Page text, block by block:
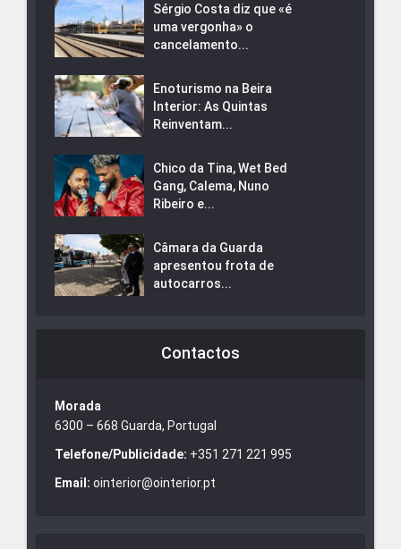
Sérgio Costa diz que «é
uma vergonha» o
cancelamento...
Enoturismo na Beira
Interior: As Quintas
Reinventam...
Chico da Tina, Wet Bed
Gang, Calema, Nuno
Ribeiro e...
Câmara da Guarda
apresentou frota de
autocarros...
Contactos
Morada
6300 – 668 Guarda, Portugal
Telefone/Publicidade: +351 271 221 995
Email: ointerior@ointerior.pt